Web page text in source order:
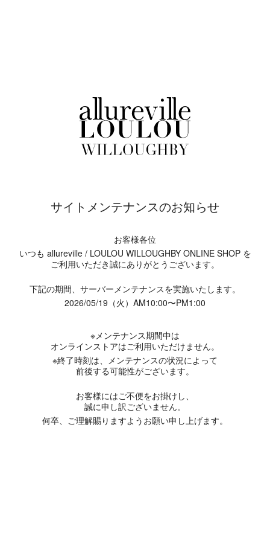
サイトメンテナンスのお知らせ
お客様各位
いつも allureville / LOULOU WILLOUGHBY ONLINE SHOP を
ご利用いただき誠にありがとうございます。
下記の期間、サーバーメンテナンスを実施いたします。
2026/05/19（火）AM10:00〜PM1:00
※メンテナンス期間中は
オンラインストアはご利用いただけません。
※終了時刻は、メンテナンスの状況によって
前後する可能性がございます。
お客様にはご不便をお掛けし、
誠に申し訳ございません。
何卒、ご理解賜りますようお願い申し上げます。